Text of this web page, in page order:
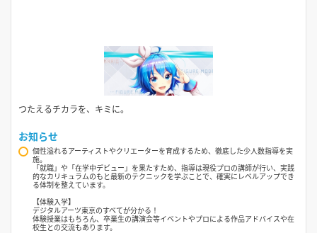
つたえるチカラを、キミに。
お知らせ
個性溢れるアーティストやクリエーターを育成するため、徹底した少人数指導を実
施。
「就職」や「在学中デビュー」を果たすため、指導は現役プロの講師が行い、実践
的なカリキュラムのもと最新のテクニックを学ぶことで、確実にレベルアップでき
る体制を整えています。
【体験入学】
デジタルアーツ東京のすべてが分かる！
体験授業はもちろん、卒業生の講演会等イベントやプロによる作品アドバイスや在
校生との交流もあります。